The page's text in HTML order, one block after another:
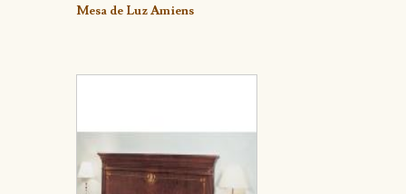
Detalle
Mesa de Luz Amiens